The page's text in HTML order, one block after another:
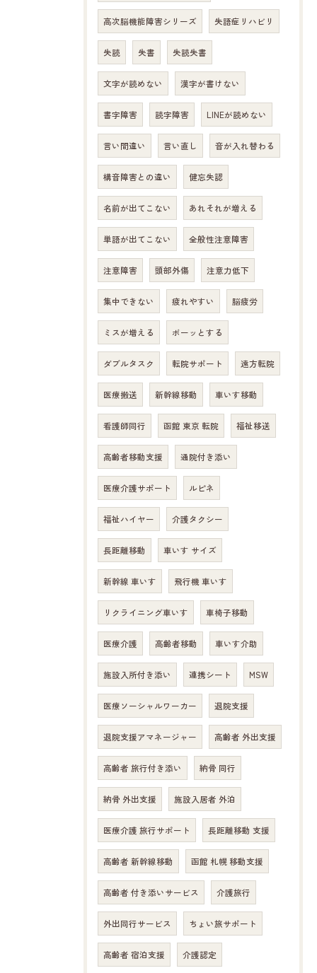
高次脳機能障害シリーズ 失語症リハビリ
失読 失書 失読失書
文字が読めない 漢字が書けない
書字障害 読字障害 LINEが読めない
言い間違い 言い直し 音が入れ替わる
構音障害との違い 健忘失認
名前が出てこない あれそれが増える
単語が出てこない 全般性注意障害
注意障害 頭部外傷 注意力低下
集中できない 疲れやすい 脳疲労
ミスが増える ボーッとする
ダブルタスク 転院サポート 遠方転院
医療搬送 新幹線移動 車いす移動
看護師同行 函館 東京 転院 福祉移送
高齢者移動支援 通院付き添い
医療介護サポート ルピネ
福祉ハイヤー 介護タクシー
長距離移動 車いす サイズ
新幹線 車いす 飛行機 車いす
リクライニング車いす 車椅子移動
医療介護 高齢者移動 車いす介助
施設入所付き添い 連携シート MSW
医療ソーシャルワーカー 退院支援
退院支援アマネージャー 高齢者 外出支援
高齢者 旅行付き添い 納骨 同行
納骨 外出支援 施設入居者 外泊
医療介護 旅行サポート 長距離移動 支援
高齢者 新幹線移動 函館 札幌 移動支援
高齢者 付き添いサービス 介護旅行
外出同行サービス ちょい旅サポート
高齢者 宿泊支援 介護認定